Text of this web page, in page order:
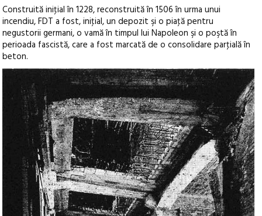
Construită iniţial în 1228, reconstruită în 1506 în urma unui
incendiu, FDT a fost, iniţial, un depozit şi o piaţă pentru
negustorii germani, o vamă în timpul lui Napoleon şi o poştă în
perioada fascistă, care a fost marcată de o consolidare parţială în
beton.